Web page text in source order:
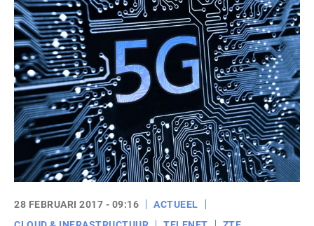
28 FEBRUARI 2017 - 09:16
ACTUEEL